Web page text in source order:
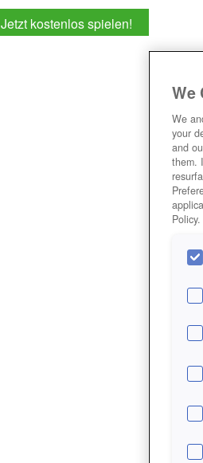
Jetzt kostenlos spielen!
We
We
your
and
them.
Policy.